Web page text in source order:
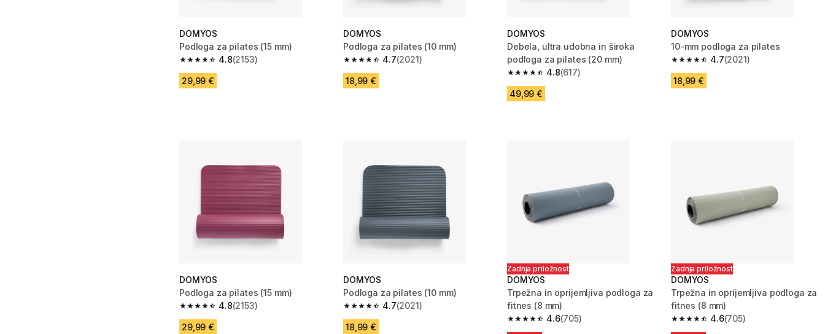
DOMYOS
Podloga za pilates (15 mm)
4.8
4.8 od 5 zvezdic from 2153 ocene
(2153)
29,99 €
DOMYOS
Podloga za pilates (10 mm)
4.7
4.7 od 5 zvezdic from 2021 ocene
(2021)
18,99 €
DOMYOS
Debela, ultra udobna in široka
podloga za pilates (20 mm)
4.8
4.8 od 5 zvezdic from 617 ocene
(617)
49,99 €
DOMYOS
10-mm podloga za pilates
4.7
4.7 od 5 zvezdic from 2021 ocene
(2021)
18,99 €
DOMYOS
Podloga za pilates (15 mm)
4.8
4.8 od 5 zvezdic from 2153 ocene
(2153)
29,99 €
DOMYOS
Podloga za pilates (10 mm)
4.7
4.7 od 5 zvezdic from 2021 ocene
(2021)
18,99 €
Zadnja priložnost
DOMYOS
Trpežna in oprijemljiva podloga za
fitnes (8 mm)
4.6
4.6 od 5 zvezdic from 705 ocene
(705)
Zadnja priložnost
DOMYOS
Trpežna in oprijemljiva podloga za
fitnes (8 mm)
4.6
4.6 od 5 zvezdic from 705 ocene
(705)